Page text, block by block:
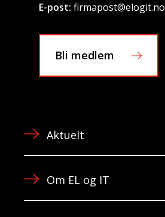
E-post: firmapost@elogit.no
Bli medlem
Aktuelt
Om EL og IT